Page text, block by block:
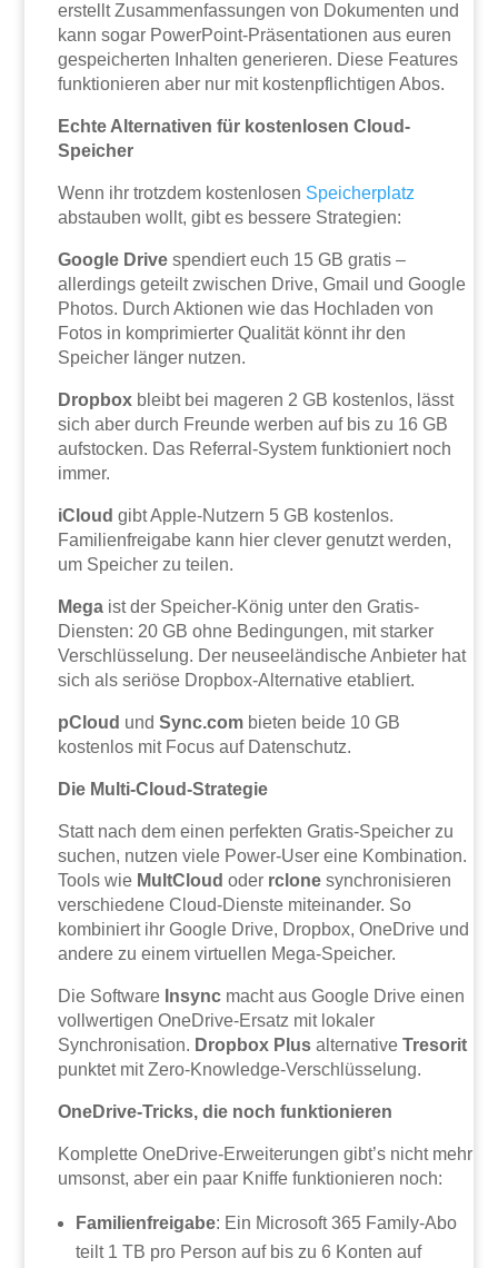
erstellt Zusammenfassungen von Dokumenten und
kann sogar PowerPoint-Präsentationen aus euren
gespeicherten Inhalten generieren. Diese Features
funktionieren aber nur mit kostenpflichtigen Abos.
Echte Alternativen für kostenlosen Cloud-
Speicher
Wenn ihr trotzdem kostenlosen Speicherplatz
abstauben wollt, gibt es bessere Strategien:
Google Drive spendiert euch 15 GB gratis –
allerdings geteilt zwischen Drive, Gmail und Google
Photos. Durch Aktionen wie das Hochladen von
Fotos in komprimierter Qualität könnt ihr den
Speicher länger nutzen.
Dropbox bleibt bei mageren 2 GB kostenlos, lässt
sich aber durch Freunde werben auf bis zu 16 GB
aufstocken. Das Referral-System funktioniert noch
immer.
iCloud gibt Apple-Nutzern 5 GB kostenlos.
Familienfreigabe kann hier clever genutzt werden,
um Speicher zu teilen.
Mega ist der Speicher-König unter den Gratis-
Diensten: 20 GB ohne Bedingungen, mit starker
Verschlüsselung. Der neuseeländische Anbieter hat
sich als seriöse Dropbox-Alternative etabliert.
pCloud undSync.com bieten beide 10 GB
kostenlos mit Focus auf Datenschutz.
Die Multi-Cloud-Strategie
Statt nach dem einen perfekten Gratis-Speicher zu
suchen, nutzen viele Power-User eine Kombination.
Tools wie MultCloud oder rclone synchronisieren
verschiedene Cloud-Dienste miteinander. So
kombiniert ihr Google Drive, Dropbox, OneDrive und
andere zu einem virtuellen Mega-Speicher.
Die Software Insync macht aus Google Drive einen
vollwertigen OneDrive-Ersatz mit lokaler
Synchronisation. Dropbox Plus alternativeTresorit
punktet mit Zero-Knowledge-Verschlüsselung.
OneDrive-Tricks, die noch funktionieren
Komplette OneDrive-Erweiterungen gibt’s nicht mehr
umsonst, aber ein paar Kniffe funktionieren noch:
Familienfreigabe: Ein Microsoft 365 Family-Abo
teilt 1 TB pro Person auf bis zu 6 Konten auf